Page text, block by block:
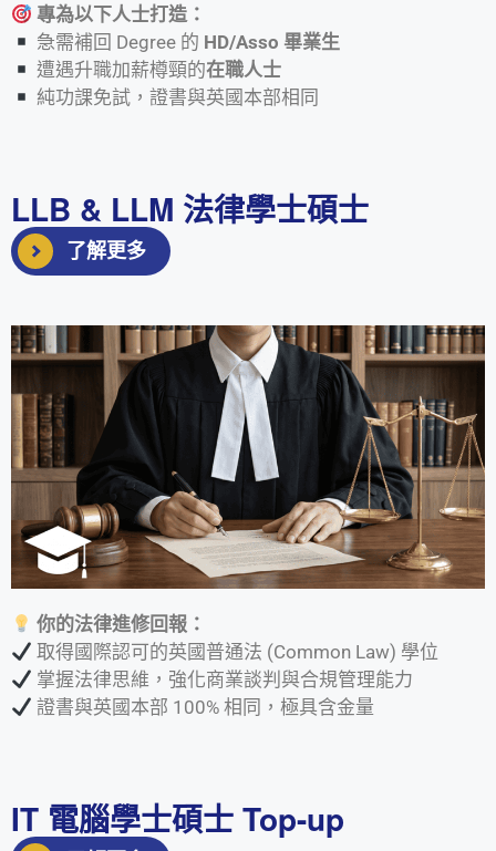
專為以下人士打造：
急需補回 Degree 的 HD/Asso 畢業生
遭遇升職加薪樽頸的在職人士
純功課免試，證書與英國本部相同
LLB & LLM 法律學士碩士
了解更多
你的法律進修回報：
取得國際認可的英國普通法 (Common Law) 學位
掌握法律思維，強化商業談判與合規管理能力
證書與英國本部 100% 相同，極具含金量
IT 電腦學士碩士 Top-up